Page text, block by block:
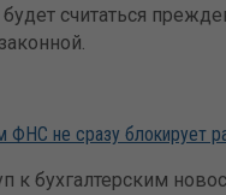
будет считаться
ФНС не сразу блокирует
к бухгалтерским